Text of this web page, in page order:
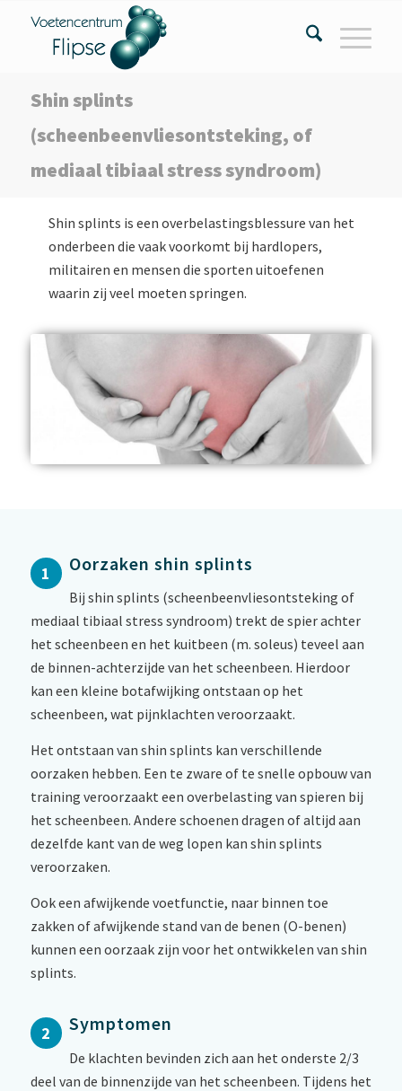
Shin splints
(scheenbeenvliesontsteking, of
mediaal tibiaal stress syndroom)
Shin splints is een overbelastingsblessure van het
onderbeen die vaak voorkomt bij hardlopers,
militairen en mensen die sporten uitoefenen
waarin zij veel moeten springen.
1 Oorzaken shin splints
Bij shin splints (scheenbeenvliesontsteking of
mediaal tibiaal stress syndroom) trekt de spier achter
het scheenbeen en het kuitbeen (m. soleus) teveel aan
de binnen-achterzijde van het scheenbeen. Hierdoor
kan een kleine botafwijking ontstaan op het
scheenbeen, wat pijnklachten veroorzaakt.
Het ontstaan van shin splints kan verschillende
oorzaken hebben. Een te zware of te snelle opbouw van
training veroorzaakt een overbelasting van spieren bij
het scheenbeen. Andere schoenen dragen of altijd aan
dezelfde kant van de weg lopen kan shin splints
veroorzaken.
Ook een afwijkende voetfunctie, naar binnen toe
zakken of afwijkende stand van de benen (O-benen)
kunnen een oorzaak zijn voor het ontwikkelen van shin
splints.
2 Symptomen
De klachten bevinden zich aan het onderste 2/3
deel van de binnenzijde van het scheenbeen. Tijdens het